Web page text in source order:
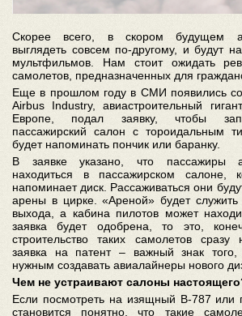
Скорее всего, в скором будущем
выглядеть совсем по-другому, и будут
мультфильмов. Нам стоит ожидать
самолетов, предназначенных для
Еще в прошлом году в СМИ появились
Airbus Industry, авиастроительный
Европе, подал заявку, чтобы
пассажирский салон с тороидальным
будет напоминать пончик или баранку.
В заявке указано, что пассажиры
находиться в пассажирском
напоминает диск. Рассаживаться они
арены в цирке. «Ареной» будет
выхода, а кабина пилотов может
заявка будет одобрена, то это,
строительство таких самолетов
заявка на патент – важный знак того,
нужным создавать авиалайнеры нового
Чем не устраивают салоны
Если посмотреть на изящный В-787 или
становится понятно, что такие